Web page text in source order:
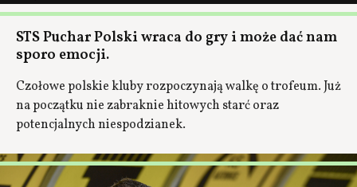
STS Puchar Polski wraca do gry i może dać nam
sporo emocji.
Czołowe polskie kluby rozpoczynają walkę o trofeum. Już
na początku nie zabraknie hitowych starć oraz
potencjalnych niespodzianek.